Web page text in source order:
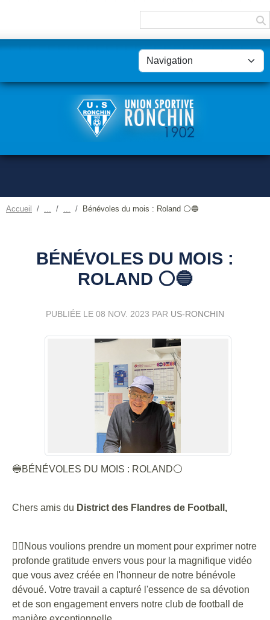
Accueil Bénévoles du mois : Roland ⚪️🔵
BÉNÉVOLES DU MOIS :
ROLAND ⚪️🔵
PUBLIÉE LE 08 NOV. 2023 PAR US-RONCHIN
🔵BÉNÉVOLES DU MOIS : ROLAND⚪️
Chers amis du District des Flandres de Football,
👉🏼Nous voulions prendre un moment pour exprimer notre
profonde gratitude envers vous pour la magnifique vidéo
que vous avez créée en l'honneur de notre bénévole
dévoué. Votre travail a capturé l'essence de sa dévotion
et de son engagement envers notre club de football de